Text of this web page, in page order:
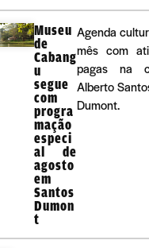
Museu
de
Cabang
u
segue
com
progra
mação
especi
al de
agosto
em
Santos
Dumon
t
Agenda
mês com
pagas na
Alberto
Dumont.